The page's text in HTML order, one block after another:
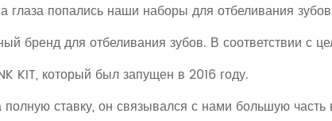
глаза попались наши наборы для отбеливания
бренд для отбеливания зубов. В соответствии
KIT, который был запущен в 2016 году.
полную ставку, он связывался с нами большую